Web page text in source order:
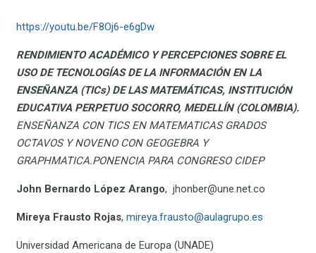
https://youtu.be/F8Oj6-e6gDw
RENDIMIENTO ACADÉMICO Y PERCEPCIONES SOBRE EL
USO DE TECNOLOGÍAS DE LA INFORMACIÓN EN LA
ENSEÑANZA (TICs) DE LAS MATEMÁTICAS, INSTITUCIÓN
EDUCATIVA PERPETUO SOCORRO, MEDELLÍN (COLOMBIA).
ENSEÑANZA CON TICS EN MATEMATICAS GRADOS
OCTAVOS Y NOVENO CON GEOGEBRA Y
GRAPHMATICA.PONENCIA PARA CONGRESO CIDEP
John Bernardo López Arango, jhonber@une.net.co
Mireya Frausto Rojas, mireya.frausto@aulagrupo.es
Universidad Americana de Europa (UNADE)